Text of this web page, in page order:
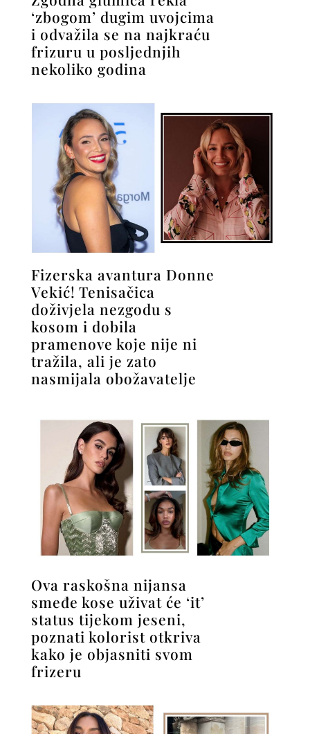
‘zbogom’ dugim uvojcima
i odvažila se na najkraću
frizuru u posljednjih
nekoliko godina
Fizerska avantura Donne
Vekić! Tenisačica
doživjela nezgodu s
kosom i dobila
pramenove koje nije ni
tražila, ali je zato
nasmijala obožavatelje
Ova raskošna nijansa
smeđe kose uživat će ‘it’
status tijekom jeseni,
poznati kolorist otkriva
kako je objasniti svom
frizeru